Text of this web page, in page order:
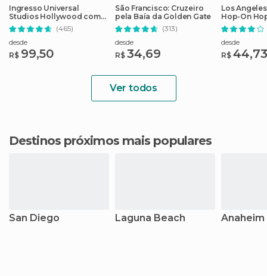
Ingresso Universal
Studios Hollywood com
Cancelamento Fácil
(465)
desde
R$ 99,50
São Francisco: Cruzeiro
pela Baía da Golden Gate
(313)
desde
R$ 34,69
Los
Hop-On
guia de
desde
R$ 44,73
Ver todos
Destinos próximos mais populares
San Diego Laguna Beach Anaheim